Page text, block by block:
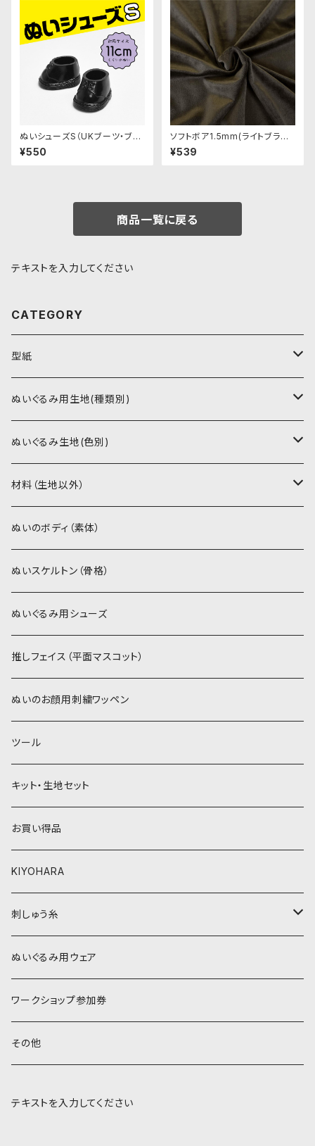
ぬいシューズS（UKブーツ・ブラ
ック）｜身長11cm前後のぬいぐ
るみ用ソフビ靴
¥550
ソフトボア1.5mm(ライトブラッ
ク)SB040 ぬいぐるみ用短毛ボ
ア生地 20cm
¥539
商品一覧に戻る
テキストを入力してください
CATEGORY
型紙
書籍（紙の本）
PDFデータ（ダウンロード）
ぬいぐるみ用生地(種類別)
ソフトボア（短毛）
ソフトボア（5mm）
ぬいトリコット
スキンカラー生地
カーリーベルボア
パウダーボア（4mm）
ウィッグボア（8cm）
ぬいぐるみ生地(色別)
ソフトボア
スキンカラー系
白系
黄色・クリーム系
ベージュ・ブラウン系
ぬいトリコット
スキンカラー系
白系
黄色・クリーム系
ベージュ・ブラウン系
材料（生地以外）
アイロン接着シート
ステッチカラー
ミニワッペン
リボン
ぬいのボディ（素体）
ぬいスケルトン（骨格）
ぬいぐるみ用シューズ
推しフェイス（平面マスコット）
ぬいのお顔用刺繍ワッペン
ツール
キット・生地セット
お買い得品
KIYOHARA
刺しゅう糸
COSMO 25番刺しゅう糸
ぬいぐるみ用ウェア
ワークショップ参加券
その他
テキストを入力してください